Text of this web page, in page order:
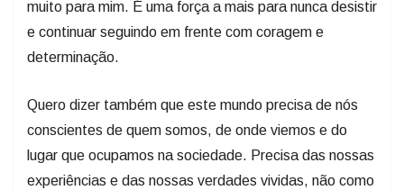
muito para mim. É uma força a mais para nunca desistir
e continuar seguindo em frente com coragem e
determinação.
Quero dizer também que este mundo precisa de nós
conscientes de quem somos, de onde viemos e do
lugar que ocupamos na sociedade. Precisa das nossas
experiências e das nossas verdades vividas, não como